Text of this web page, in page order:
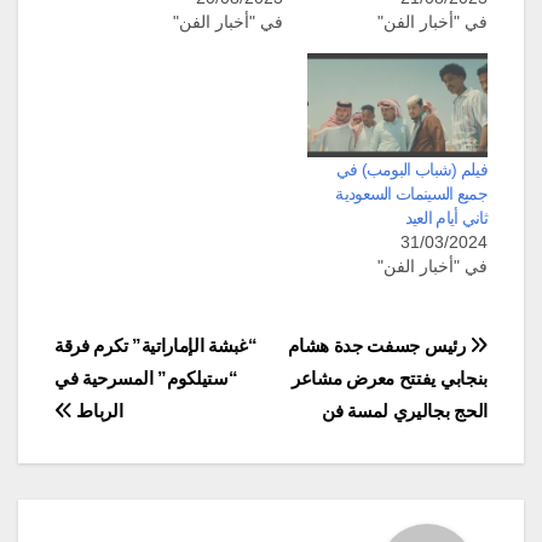
في "أخبار الفن"
في "أخبار الفن"
فيلم (شباب البومب) في
جميع السينمات السعودية
ثاني أيام العيد
31/03/2024
في "أخبار الفن"
تصفّح
المقالات
“غبشة الإماراتية” تكرم فرقة
“ستيلكوم” المسرحية في
الرباط
رئيس جسفت جدة هشام
بنجابي يفتتح معرض مشاعر
الحج بجاليري لمسة فن